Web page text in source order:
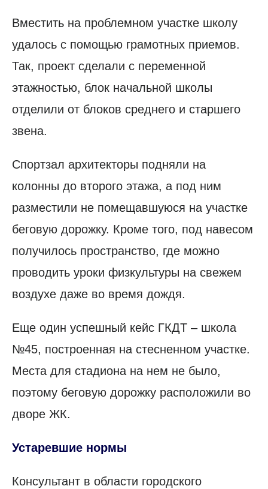
Вместить на проблемном участке школу
удалось с помощью грамотных приемов.
Так, проект сделали с переменной
этажностью, блок начальной школы
отделили от блоков среднего и старшего
звена.
Спортзал архитекторы подняли на
колонны до второго этажа, а под ним
разместили не помещавшуюся на участке
беговую дорожку. Кроме того, под навесом
получилось пространство, где можно
проводить уроки физкультуры на свежем
воздухе даже во время дождя.
Еще один успешный кейс ГКДТ – школа
№45, построенная на стесненном участке.
Места для стадиона на нем не было,
поэтому беговую дорожку расположили во
дворе ЖК.
Устаревшие нормы
Консультант в области городского